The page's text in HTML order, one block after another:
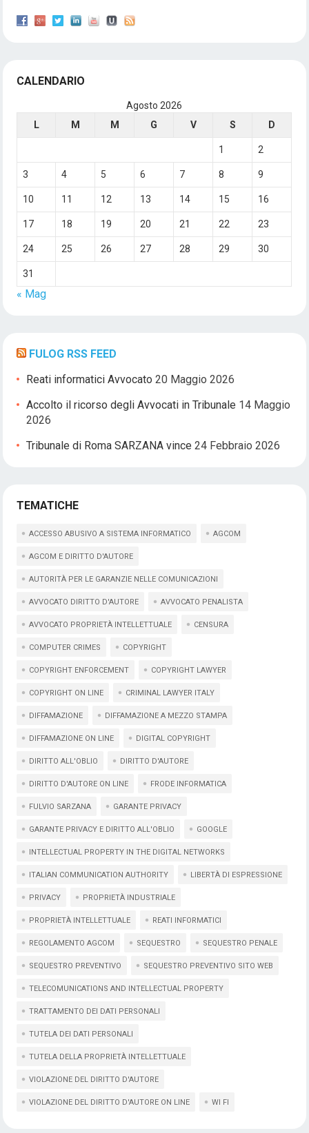
CALENDARIO
Agosto 2026
L
M M G V S D
1 2
3 4 5 6 7 8 9
10 11 12 13 14 15 16
17 18 19 20 21 22 23
24 25 26 27 28 29 30
31
« Mag
FULOG RSS FEED
Reati informatici Avvocato 20 Maggio 2026
Accolto il ricorso degli Avvocati in Tribunale 14 Maggio
2026
Tribunale di Roma SARZANA vince 24 Febbraio 2026
TEMATICHE
ACCESSO ABUSIVO A SISTEMA INFORMATICO AGCOM
AGCOM E DIRITTO D'AUTORE
AUTORITÀ PER LE GARANZIE NELLE COMUNICAZIONI
AVVOCATO DIRITTO D'AUTORE AVVOCATO PENALISTA
AVVOCATO PROPRIETÀ INTELLETTUALE CENSURA
COMPUTER CRIMES COPYRIGHT
COPYRIGHT ENFORCEMENT COPYRIGHT LAWYER
COPYRIGHT ON LINE CRIMINAL LAWYER ITALY
DIFFAMAZIONE DIFFAMAZIONE A MEZZO STAMPA
DIFFAMAZIONE ON LINE DIGITAL COPYRIGHT
DIRITTO ALL'OBLIO DIRITTO D'AUTORE
DIRITTO D'AUTORE ON LINE FRODE INFORMATICA
FULVIO SARZANA GARANTE PRIVACY
GARANTE PRIVACY E DIRITTO ALL'OBLIO GOOGLE
INTELLECTUAL PROPERTY IN THE DIGITAL NETWORKS
ITALIAN COMMUNICATION AUTHORITY LIBERTÀ DI ESPRESSIONE
PRIVACY PROPRIETÀ INDUSTRIALE
PROPRIETÀ INTELLETTUALE REATI INFORMATICI
REGOLAMENTO AGCOM SEQUESTRO SEQUESTRO PENALE
SEQUESTRO PREVENTIVO SEQUESTRO PREVENTIVO SITO WEB
TELECOMUNICATIONS AND INTELLECTUAL PROPERTY
TRATTAMENTO DEI DATI PERSONALI
TUTELA DEI DATI PERSONALI
TUTELA DELLA PROPRIETÀ INTELLETTUALE
VIOLAZIONE DEL DIRITTO D'AUTORE
VIOLAZIONE DEL DIRITTO D'AUTORE ON LINE WI FI